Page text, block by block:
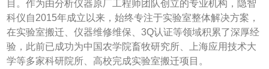
目。作为由分析仪器原厂工程师团队创立的专业机构，隐智
科仪自2015年成立以来，始终专注于实验室整体解决方案，
在实验室搬迁、仪器维修维保、3Q认证等领域积累了深厚经
验，此前已成功为中国农学院畜牧研究所、上海应用技术大
学等多家科研院所、高校完成实验室搬迁项目。